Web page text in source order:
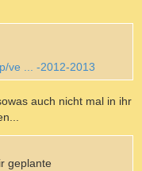
ve ... -2012-2013
auch nicht mal in ihr
geplante